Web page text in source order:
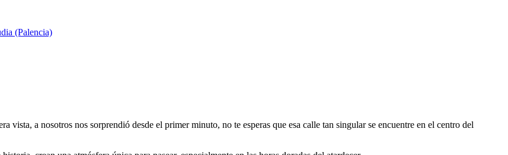
(Palencia)
vista, a nosotros nos sorprendió desde el primer minuto, no te esperas que esa calle tan singular se encuentre en el centro del